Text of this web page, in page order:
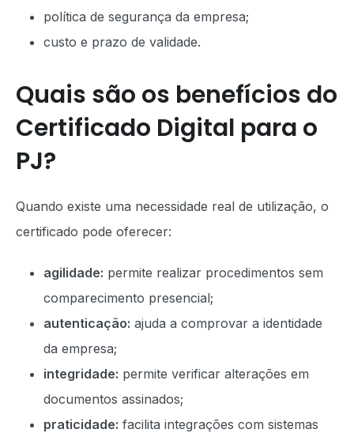
política de segurança da empresa;
custo e prazo de validade.
Quais são os benefícios do
Certificado Digital para o
PJ?
Quando existe uma necessidade real de utilização, o
certificado pode oferecer:
agilidade: permite realizar procedimentos sem
comparecimento presencial;
autenticação: ajuda a comprovar a identidade
da empresa;
integridade: permite verificar alterações em
documentos assinados;
praticidade: facilita integrações com sistemas